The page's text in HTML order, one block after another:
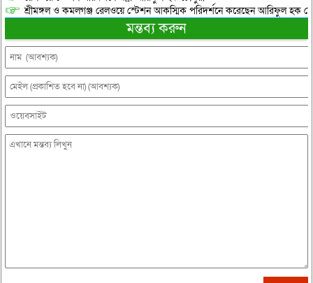
শ্রীমঙ্গল ও কমলগঞ্জ রেলওয়ে স্টেশন আকস্মিক পরিদর্শনে করেছেন আরিফুল হক
মন্তব্য করুন